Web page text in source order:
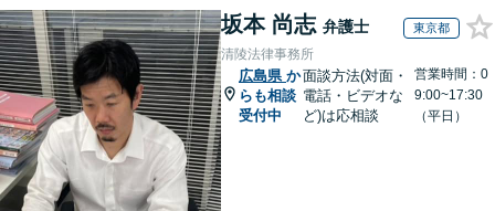
坂本 尚志 弁護士 東京都
清陵法律事務所
広島県 か
らも相談
受付中
面談方法(対面・
電話・ビデオな
ど)は応相談
営業時間：0
9:00~17:30
（平日）